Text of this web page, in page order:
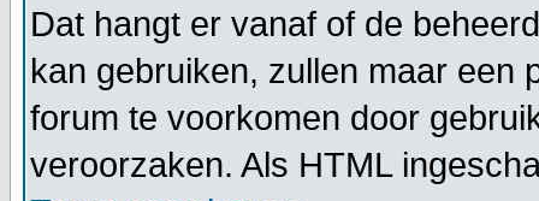
Dat hangt er vanaf of de
kan gebruiken, zullen maar
forum te voorkomen door
veroorzaken. Als HTML